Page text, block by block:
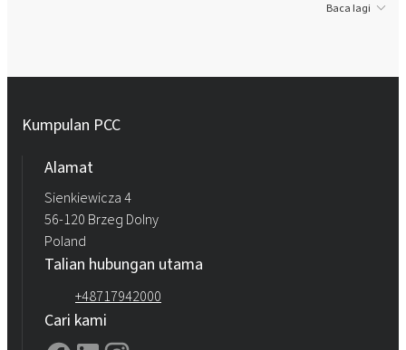
Baca lagi
Kumpulan PCC
Alamat
Sienkiewicza 4
56-120 Brzeg Dolny
Poland
Talian hubungan utama
+48717942000
Cari kami